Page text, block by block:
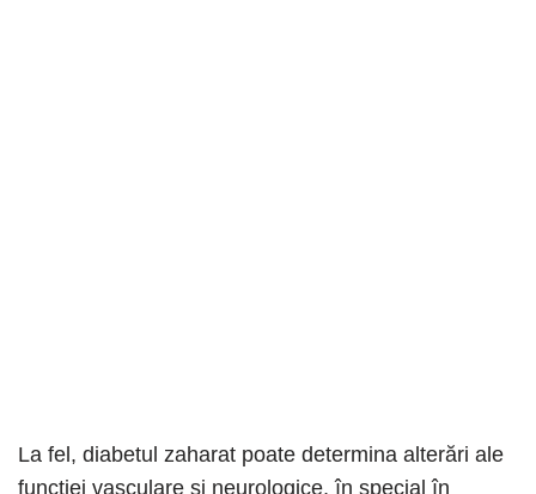
La fel, diabetul zaharat poate determina alterări ale
funcției vasculare și neurologice, în special în